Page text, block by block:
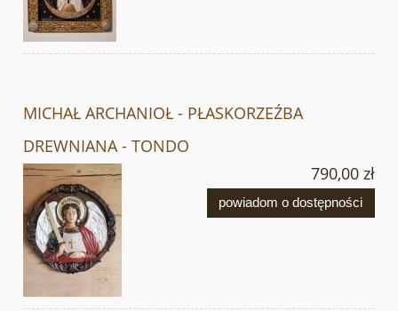
MICHAŁ ARCHANIOŁ - PŁASKORZEŹBA
DREWNIANA - TONDO
790,00 zł
powiadom o dostępności